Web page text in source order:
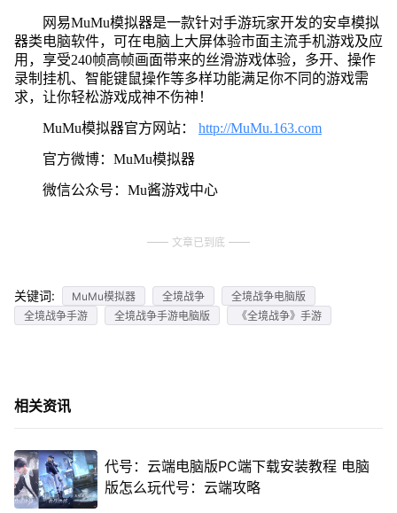
网易MuMu模拟器是一款针对手游玩家开发的安卓模拟
器类电脑软件，可在电脑上大屏体验市面主流手机游戏及应
用，享受240帧高帧画面带来的丝滑游戏体验，多开、操作
录制挂机、智能键鼠操作等多样功能满足你不同的游戏需
求，让你轻松游戏成神不伤神！
MuMu模拟器官方网站： http://MuMu.163.com
官方微博：MuMu模拟器
微信公众号：Mu酱游戏中心
文章已到底
关键词: MuMu模拟器 全境战争
全境战争电脑版
全境战争手游
全境战争手游电脑版 《全境战争》手游
相关资讯
代号：云端电脑版PC端下载安装教程 电脑
版怎么玩代号：云端攻略